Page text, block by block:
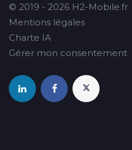
© 2019 - 2026 H2-Mobile.fr
Mentions légales
Charte IA
Gérer mon consentement